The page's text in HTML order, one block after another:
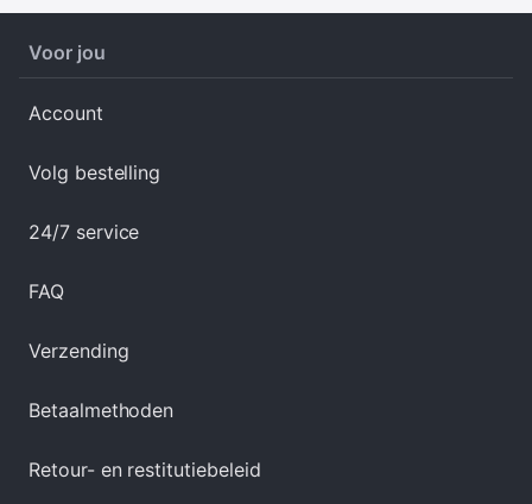
Voor jou
Account
Volg bestelling
24/7 service
FAQ
Verzending
Betaalmethoden
Retour- en restitutiebeleid